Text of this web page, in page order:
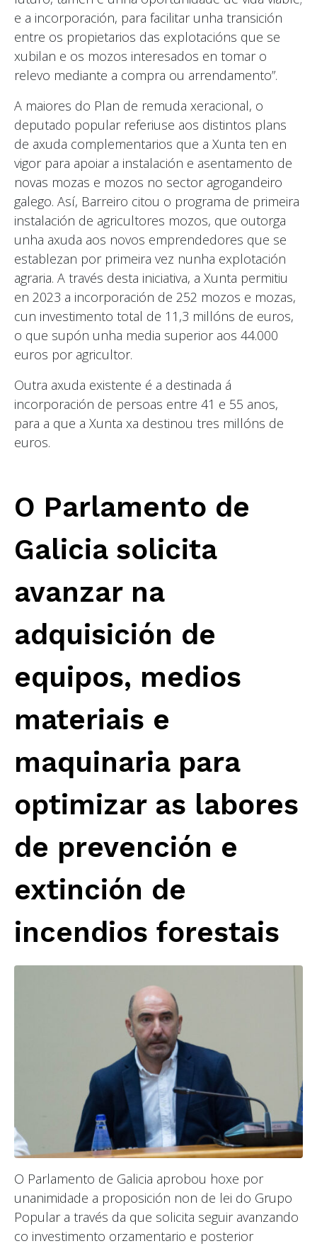
e a incorporación, para facilitar unha transición
entre os propietarios das explotacións que se
xubilan e os mozos interesados en tomar o
relevo mediante a compra ou arrendamento”.
A maiores do Plan de remuda xeracional, o
deputado popular referiuse aos distintos plans
de axuda complementarios que a Xunta ten en
vigor para apoiar a instalación e asentamento de
novas mozas e mozos no sector agrogandeiro
galego. Así, Barreiro citou o programa de primeira
instalación de agricultores mozos, que outorga
unha axuda aos novos emprendedores que se
establezan por primeira vez nunha explotación
agraria. A través desta iniciativa, a Xunta permitiu
en 2023 a incorporación de 252 mozos e mozas,
cun investimento total de 11,3 millóns de euros,
o que supón unha media superior aos 44.000
euros por agricultor.
Outra axuda existente é a destinada á
incorporación de persoas entre 41 e 55 anos,
para a que a Xunta xa destinou tres millóns de
euros.
O Parlamento de
Galicia solicita
avanzar na
adquisición de
equipos, medios
materiais e
maquinaria para
optimizar as labores
de prevención e
extinción de
incendios forestais
O Parlamento de Galicia aprobou hoxe por
unanimidade a proposición non de lei do Grupo
Popular a través da que solicita seguir avanzando
co investimento orzamentario e posterior